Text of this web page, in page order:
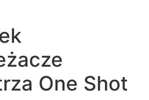
One Shot